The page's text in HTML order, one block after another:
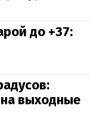
до +37:
выходные